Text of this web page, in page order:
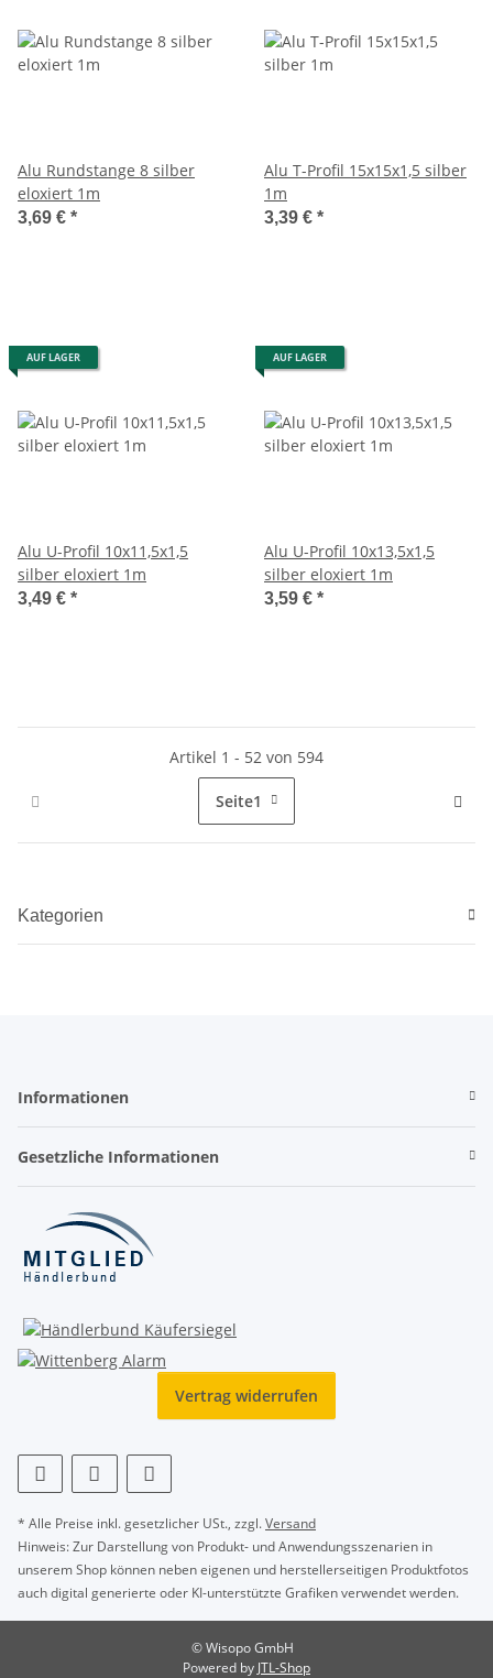
Alu Rundstange 8 silber
eloxiert 1m
3,69 € *
Alu T-Profil 15x15x1,5 silber
1m
3,39 € *
AUF LAGER
Alu U-Profil 10x11,5x1,5
silber eloxiert 1m
3,49 € *
AUF LAGER
Alu U-Profil 10x13,5x1,5
silber eloxiert 1m
3,59 € *
Artikel 1 - 52 von 594
Seite1
Kategorien
Informationen
Gesetzliche Informationen
Vertrag widerrufen
* Alle Preise inkl. gesetzlicher USt., zzgl.Versand
Hinweis: Zur Darstellung von Produkt- und Anwendungsszenarien in
unserem Shop können neben eigenen und herstellerseitigen Produktfotos
auch digital generierte oder KI-unterstützte Grafiken verwendet werden.
© Wisopo GmbH
Powered by JTL-Shop